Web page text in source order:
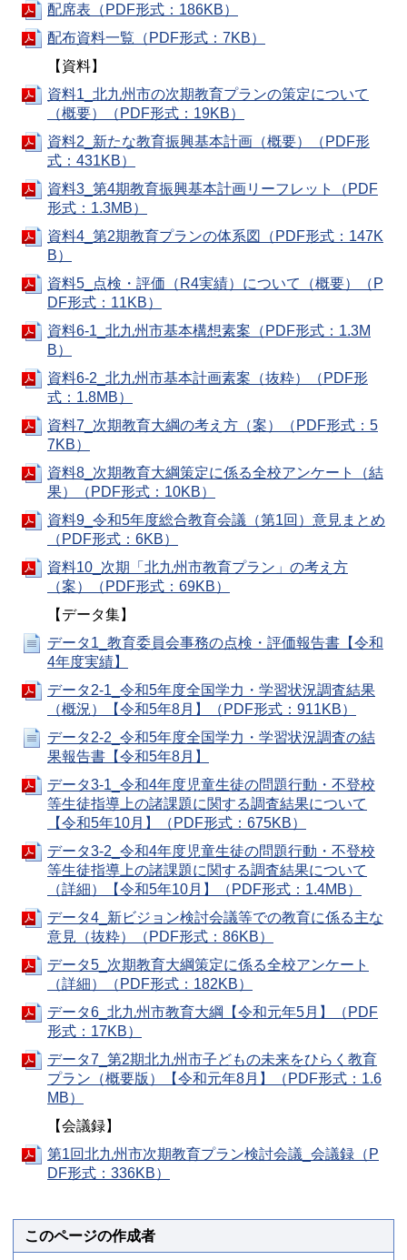
配席表（PDF形式：186KB）
配布資料一覧（PDF形式：7KB）
【資料】
資料1_北九州市の次期教育プランの策定について
（概要）（PDF形式：19KB）
資料2_新たな教育振興基本計画（概要）（PDF形
式：431KB）
資料3_第4期教育振興基本計画リーフレット（PDF
形式：1.3MB）
資料4_第2期教育プランの体系図（PDF形式：147K
B）
資料5_点検・評価（R4実績）について（概要）（P
DF形式：11KB）
資料6-1_北九州市基本構想素案（PDF形式：1.3M
B）
資料6-2_北九州市基本計画素案（抜粋）（PDF形
式：1.8MB）
資料7_次期教育大綱の考え方（案）（PDF形式：5
7KB）
資料8_次期教育大綱策定に係る全校アンケート（結
果）（PDF形式：10KB）
資料9_令和5年度総合教育会議（第1回）意見まとめ
（PDF形式：6KB）
資料10_次期「北九州市教育プラン」の考え方
（案）（PDF形式：69KB）
【データ集】
データ1_教育委員会事務の点検・評価報告書【令和
4年度実績】
データ2-1_令和5年度全国学力・学習状況調査結果
（概況）【令和5年8月】（PDF形式：911KB）
データ2-2_令和5年度全国学力・学習状況調査の結
果報告書【令和5年8月】
データ3-1_令和4年度児童生徒の問題行動・不登校
等生徒指導上の諸課題に関する調査結果について
【令和5年10月】（PDF形式：675KB）
データ3-2_令和4年度児童生徒の問題行動・不登校
等生徒指導上の諸課題に関する調査結果について
（詳細）【令和5年10月】（PDF形式：1.4MB）
データ4_新ビジョン検討会議等での教育に係る主な
意見（抜粋）（PDF形式：86KB）
データ5_次期教育大綱策定に係る全校アンケート
（詳細）（PDF形式：182KB）
データ6_北九州市教育大綱【令和元年5月】（PDF
形式：17KB）
データ7_第2期北九州市子どもの未来をひらく教育
プラン（概要版）【令和元年8月】（PDF形式：1.6
MB）
【会議録】
第1回北九州市次期教育プラン検討会議_会議録（P
DF形式：336KB）
このページの作成者